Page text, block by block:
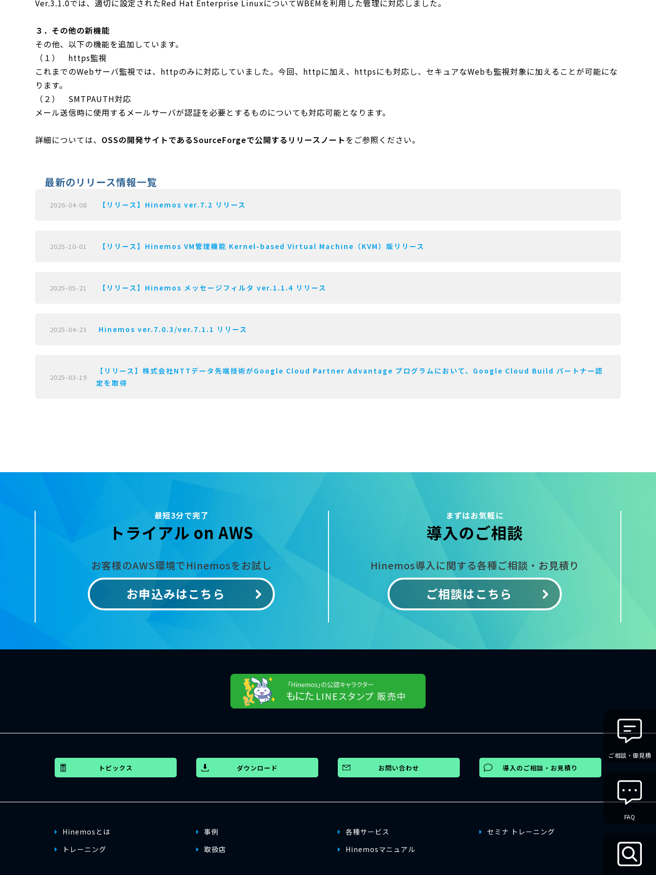
Ver.3.1.0では、適切に設定されたRed Hat Enterprise LinuxについてWBEMを利用した管理に対応しました。
３．その他の新機能
その他、以下の機能を追加しています。
（１） https監視
これまでのWebサーバ監視では、httpのみに対応していました。今回、httpに加え、httpsにも対応し、セキュアなWebも監視対象に加えることが可能にな
ります。
（２） SMTPAUTH対応
メール送信時に使用するメールサーバが認証を必要とするものについても対応可能となります。
詳細については、 OSSの開発サイトであるSourceForgeで公開するリリースノートをご参照ください。
最新のリリース情報一覧
2026-04-08 【リリース】Hinemos ver.7.2 リリース
2025-10-01 【リリース】Hinemos VM管理機能 Kernel-based Virtual Machine（KVM）版リリース
2025-05-21 【リリース】Hinemos メッセージフィルタ ver.1.1.4 リリース
2025-04-23 Hinemos ver.7.0.3/ver.7.1.1 リリース
2025-03-19
【リリース】株式会社NTTデータ先端技術がGoogle Cloud Partner Advantage プログラムにおいて、Google Cloud Build パートナー認
定を取得
最短3分で完了
トライアル on AWS
お客様のAWS環境でHinemosをお試し
お申込みはこちら
まずはお気軽に
導入のご相談
Hinemos導入に関する各種ご相談・お見積り
ご相談はこちら
トピックス ダウンロード お問い合わせ 導入のご相談・お見積り
Hinemosとは 事例 各種サービス
セミナ トレーニング
トレーニング
取扱店 Hinemosマニュアル
ご相談・御見積
FAQ